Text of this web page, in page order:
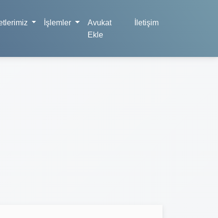
İşlemler
Avukat
Ekle
İletişim